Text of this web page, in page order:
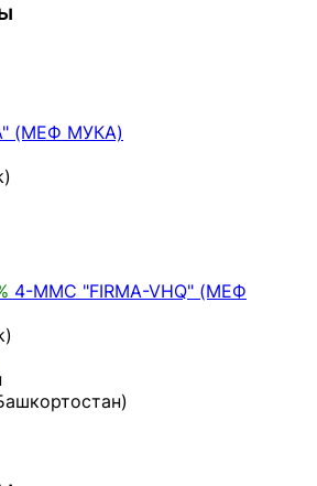
КЛАДЫ! МЕФ МУКА"FIRMA
4-MMC - WILD SEX 1000W ( МЕФ
ПО ПОЛНОЙ
твоей комнаты и не оставит
на трезвость! Наш мефедрон
ценителям эйфории и
эмпатия позволит
открыв новые
и теплого общения.
или движение будет
удовольствие и
с девушкой, друзьями